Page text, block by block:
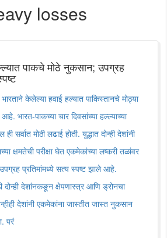
losses
पाकचे मोठे नुकसान; उपग्रह
केलेल्या हवाई हल्यात पाकिस्तानचे मोठ्या
भारत-पाकच्या चार दिवसांच्या हल्ल्याच्या
सर्वात मोठी लढाई होती. युद्धात दोन्ही देशांनी
क्षमतेची परीक्षा घेत एकमेकांच्या लष्करी तळांवर
प्रतिमांमध्ये सत्य स्पष्ट झाले आहे.
दोन्ही देशांनकङून क्षेपणास्त्र आणि ड्रोनचा
देशांनी एकमेकांना जास्तीत जास्त नुकसान
परं